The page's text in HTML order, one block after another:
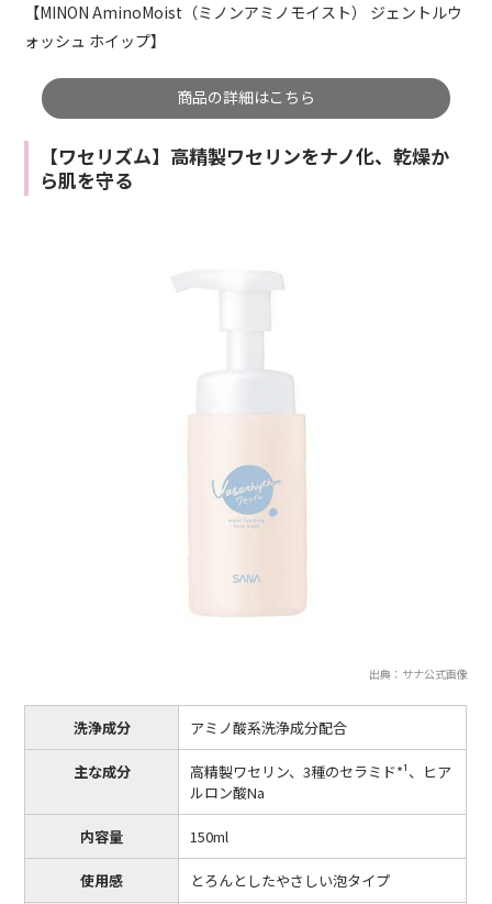
【MINON AminoMoist（ミノンアミノモイスト） ジェントルウ
ォッシュ ホイップ】
商品の詳細はこちら
【ワセリズム】高精製ワセリンをナノ化、乾燥か
ら肌を守る
出典：サナ公式画像
洗浄成分 アミノ酸系洗浄成分配合
主な成分
高精製ワセリン、3種のセラミド*¹、ヒア
ルロン酸Na
内容量 150ml
使用感 とろんとしたやさしい泡タイプ